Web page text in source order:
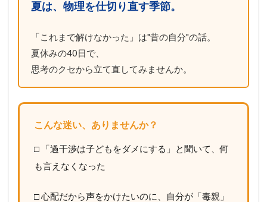
夏は、物理を仕切り直す季節。
「これまで解けなかった」は"昔の自分"の話。
夏休みの40日で、
思考のクセから立て直してみませんか。
こんな迷い、ありませんか？
□ 「過干渉は子どもをダメにする」と聞いて、何
も言えなくなった
□ 心配だから声をかけたいのに、自分が「毒親」